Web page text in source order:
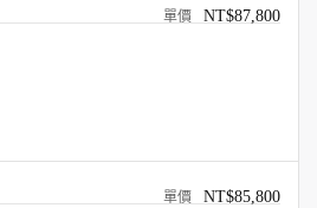
NT$87,800
NT$85,800